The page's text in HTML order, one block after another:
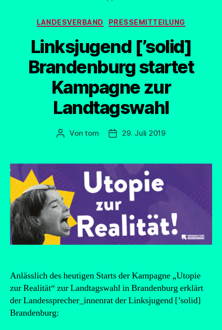
Kategorien
LANDESVERBAND PRESSEMITTEILUNG
Linksjugend [’solid]
Brandenburg startet
Kampagne zur
Landtagswahl
Beitragsautor
Vontom Beitragsdatum
29. Juli 2019
Anlässlich des heutigen Starts der Kampagne „Utopie
zur Realität“ zur Landtagswahl in Brandenburg erklärt
der Landessprecher_innenrat der Linksjugend [’solid]
Brandenburg: